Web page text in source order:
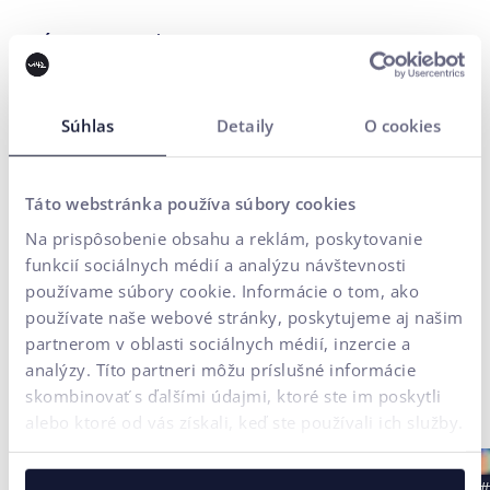
Súhlas Detaily O cookies
Táto webstránka používa súbory cookies
Na prispôsobenie obsahu a reklám, poskytovanie
funkcií sociálnych médií a analýzu návštevnosti
používame súbory cookie. Informácie o tom, ako
používate naše webové stránky, poskytujeme aj našim
partnerom v oblasti sociálnych médií, inzercie a
analýzy. Títo partneri môžu príslušné informácie
skombinovať s ďalšími údajmi, ktoré ste im poskytli
alebo ktoré od vás získali, keď ste používali ich služby.
Prístupnosť
RTB Reklama v reálnom čase
SPÄŤ NA ABECEDU
Najnovšie blogové články